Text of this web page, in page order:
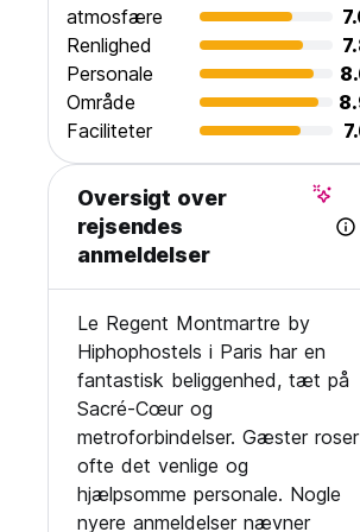
*** elevator
*** engelsk avis
*** fax service
*** parkering i n?rheden (mod
*** 100% r?gfrit milj?
*** gratis strygejern og strygebr?t
*** varmt vand 24 timer rundt
Gratis udnyttelse af major
Gratis kort og god r?dgivning
Safe deposit box gratis i receptionen
P? le regent hostel og budget hotel
g?ster en dejlig ferie. Reserver nu
atmosfære
Renlighed
Personale
Område
Faciliteter
Oversigt over
rejsendes
anmeldelser
Le Regent Montmartre by
Hiphophostels i Paris har en
fantastisk beliggenhed, tæt på
Sacré-Cœur og
metroforbindelser. Gæster roser
ofte det venlige og
hjælpsomme personale. Nogle
nyere anmeldelser nævner